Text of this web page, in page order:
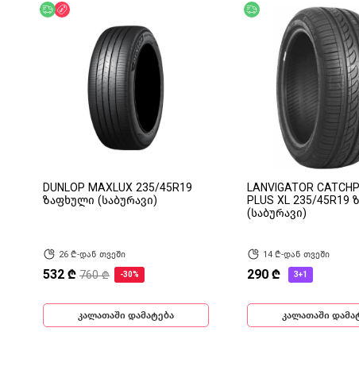
უფასო მიწოდება
DUNLOP MAXLUX 235/45R19
ზაფხული (საბურავი)
26 ₾-დან თვეში
532 ₾ 760 ₾ -30%
კალათაში დამატება
უფასო მიწოდება
LANVIGATOR
PLUS XL 235/45R19
(საბურავი)
14 ₾-დან თვეში
290 ₾ 3+1
კალათაში